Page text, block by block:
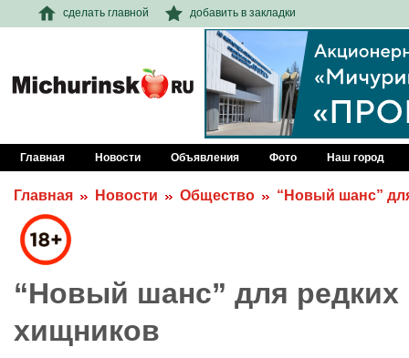
сделать главной добавить в закладки
Главная Новости Объявления Фото Наш город
Главная Новости Общество “Новый шанс”
“Новый шанс” для редких
хищников